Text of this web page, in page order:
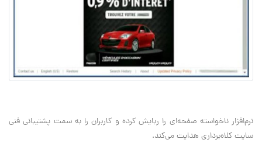
نرم‌افزار ناخواسته صفحه‌ای را ربایش کرده و کاربران را به سمت پشتیبانی فنی
سایت کلاه‌برداری هدایت می‌کند.